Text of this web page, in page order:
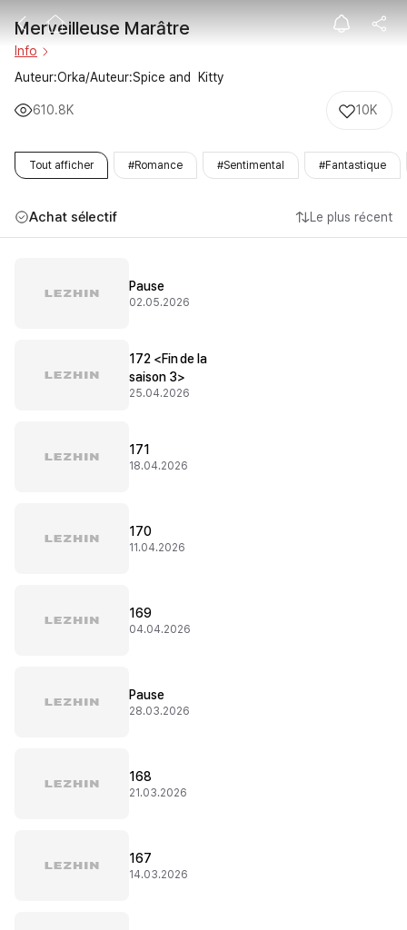
Merveilleuse
Merveilleuse Marâtre
Info
Auteur:Orka/Auteur:Spice and  Kitty
610.8K 10K
Tout afficher #Romance #Sentimental #Fantastique
Achat sélectif Le plus récent
Pause
02.05.2026
172 <Fin de la
saison 3>
25.04.2026
171
18.04.2026
170
11.04.2026
169
04.04.2026
Pause
28.03.2026
168
21.03.2026
167
14.03.2026